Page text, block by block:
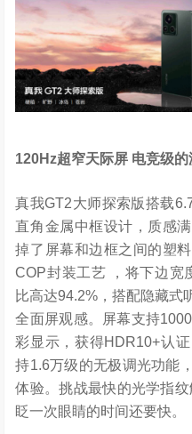
120Hz超窄天际屏 电竞级
真我GT2大师探索版搭载
直角金属中框设计，质感
掉了屏幕和边框之间的塑
COP封装工艺 ，将下边宽
比高达94.2%，搭配隐藏式
全面屏观感。屏幕支持
彩显示，获得HDR10+认
持1.6万级的无极调光功能
体验。挑战最快的光学指
眨一次眼睛的时间还要快。